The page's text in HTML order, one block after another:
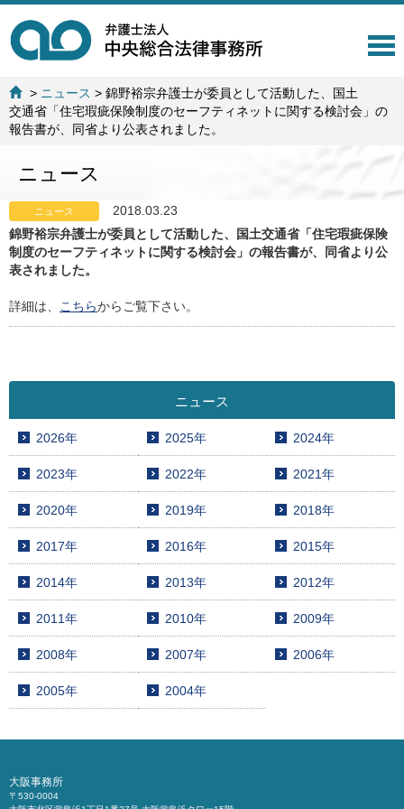
T
l
a
t
> ニュース >錦野裕宗弁護士が委員として活動した、国土
交通省「住宅瑕疵保険制度のセーフティネットに関する検討会」の
報告書が、同省より公表されました。
ニュース
ニュース
2018.03.23
錦野裕宗弁護士が委員として活動した、国土交通省「住宅瑕疵保険
制度のセーフティネットに関する検討会」の報告書が、同省より公
表されました。
詳細は、 こちらからご覧下さい。
ニュース
2026年 2025年 2024年
2023年 2022年 2021年
2020年 2019年 2018年
2017年 2016年 2015年
2014年 2013年 2012年
2011年 2010年 2009年
2008年 2007年 2006年
2005年 2004年
大阪事務所
〒530-0004